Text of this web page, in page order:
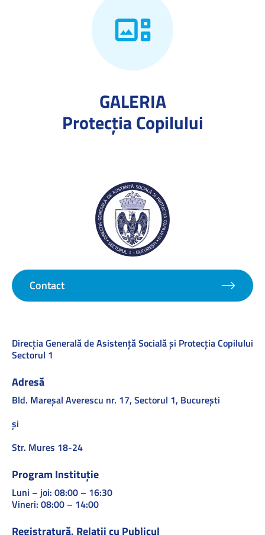
GALERIA
Protecţia Copilului
Contact
Direcţia Generală de Asistenţă Socială şi Protecţia Copilului
Sectorul 1
Adresă
Bld. Mareşal Averescu nr. 17, Sectorul 1, Bucureşti
și
Str. Mures 18-24
Program Instituție
Luni – joi: 08:00 – 16:30
Vineri: 08:00 – 14:00
Registratură, Relații cu Publicul